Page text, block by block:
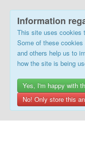
Information
This site uses cookies
Some of these
and others help us to
how the site is being
Yes, I'm happy with
No! Only store this